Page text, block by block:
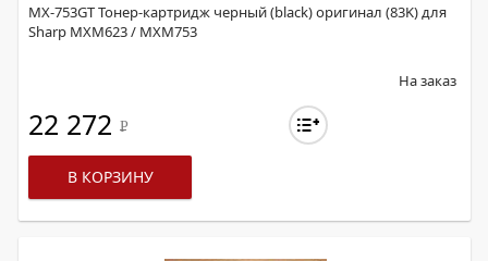
MX-753GT Тонер-картридж черный (black) оригинал (83K) для
Sharp MXM623 / MXM753
На заказ
22 272 Р
В КОРЗИНУ